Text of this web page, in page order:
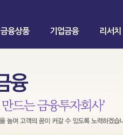
금융상품 기업금융 리서치